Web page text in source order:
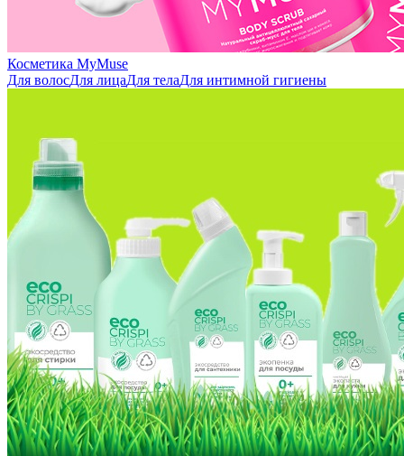
Косметика MyMuse
Для волосДля лицаДля телаДля интимной гигиены